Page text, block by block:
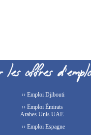
›› Emploi Djibouti
›› Emploi Émirats
Arabes Unis UAE
›› Emploi Espagne